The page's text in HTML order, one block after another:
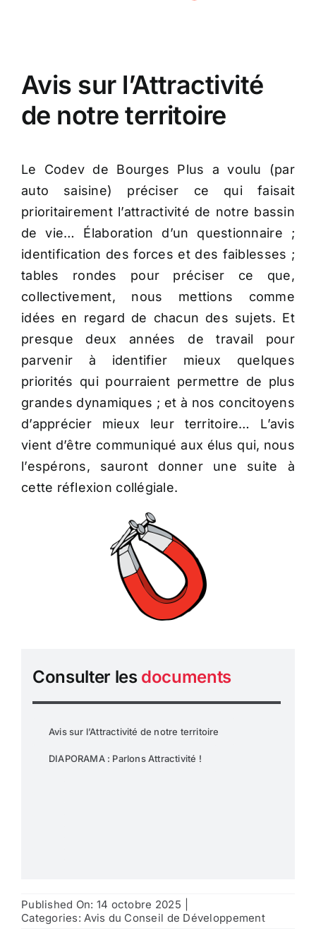
Avis sur l’Attractivité
de notre territoire
Le Codev de Bourges Plus a voulu (par
auto saisine) préciser ce qui faisait
prioritairement l’attractivité de notre bassin
de vie… Élaboration d’un questionnaire ;
identification des forces et des faiblesses ;
tables rondes pour préciser ce que,
collectivement, nous mettions comme
idées en regard de chacun des sujets. Et
presque deux années de travail pour
parvenir à identifier mieux quelques
priorités qui pourraient permettre de plus
grandes dynamiques ; et à nos concitoyens
d’apprécier mieux leur territoire… L’avis
vient d’être communiqué aux élus qui, nous
l’espérons, sauront donner une suite à
cette réflexion collégiale.
Consulter les documents
Avis sur l’Attractivité de notre territoire
DIAPORAMA : Parlons Attractivité !
Published On: 14 octobre 2025
Categories:Avis du Conseil de Développement